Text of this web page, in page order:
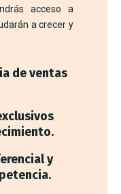
acceso a
a crecer y
de ventas
y